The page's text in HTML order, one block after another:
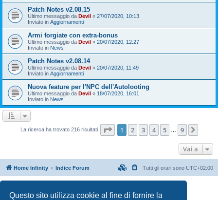
Questo sito utilizza cookie al fine di fornire la
Patch Notes v2.08.15
Ultimo messaggio da Devil « 27/07/2020, 10:13
Inviato in Aggiornamenti
Armi forgiate con extra-bonus
Ultimo messaggio da Devil « 20/07/2020, 12:27
Inviato in News
Patch Notes v2.08.14
Ultimo messaggio da Devil « 20/07/2020, 11:49
Inviato in Aggiornamenti
Nuova feature per l'NPC dell'Autolooting
Ultimo messaggio da Devil « 18/07/2020, 16:01
Inviato in News
La ricerca ha trovato 216 risultati Pagina di
1 2 3 4 5 9
Vai a
Home Infinity Indice Forum Tutti gli orari sono UTC+02:00
Traduzione ItalianaphpBB-Italia.it